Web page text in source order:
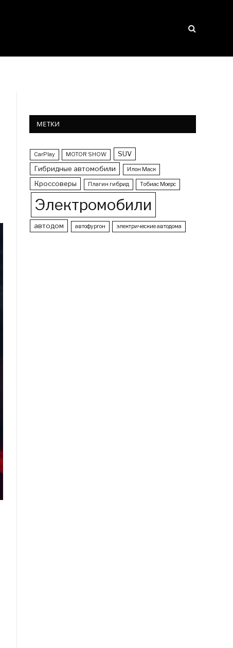
МЕТКИ
CarPlay MOTOR SHOW
SUV
Гибридные автомобили
Илон Маск
Кроссоверы Плагин гибрид Тобиас Моерс
Электромобили
автодом автофургон электрические автодома